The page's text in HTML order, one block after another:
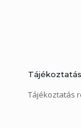
Tájékoztatás